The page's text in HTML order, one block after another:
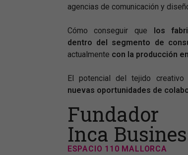
agencias de comunicación y
Cómo conseguir que los
dentro del segmento de
actualmente con la producción
El potencial del tejido
nuevas oportunidades de
Fundador
Inca
ESPACIO 110 MALLORCA